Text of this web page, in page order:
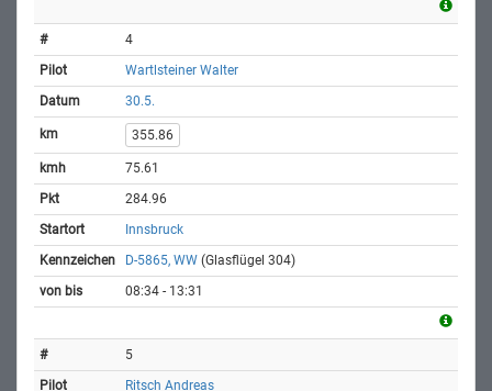
4
Wartlsteiner Walter
30.5.
355.86
75.61
284.96
Innsbruck
D-5865, WW (Glasflügel 304)
08:34 - 13:31
5
Ritsch Andreas